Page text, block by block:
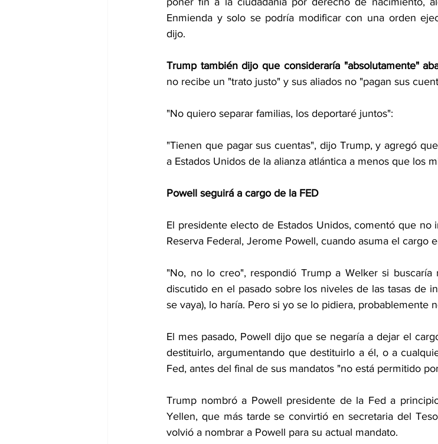
Enmienda y solo se podría modificar con una orden
dijo.
Trump también dijo que consideraría "absolutamente"
no recibe un "trato justo" y sus aliados no "pagan sus
"No quiero separar familias, los deportaré juntos":
"Tienen que pagar sus cuentas", dijo Trump, y agregó
a Estados Unidos de la alianza atlántica a menos que los
Powell seguirá a cargo de la FED
El presidente electo de Estados Unidos, comentó que no
Reserva Federal, Jerome Powell, cuando asuma el cargo
"No, no lo creo", respondió Trump a Welker si
discutido en el pasado sobre los niveles de las tasas de
se vaya), lo haría. Pero si yo se lo pidiera, probablemente
El mes pasado, Powell dijo que se negaría a dejar el
destituirlo, argumentando que destituirlo a él, o a
Fed, antes del final de sus mandatos "no está permitido
Trump nombró a Powell presidente de la Fed a
Yellen, que más tarde se convirtió en secretaria del
volvió a nombrar a Powell para su actual mandato.